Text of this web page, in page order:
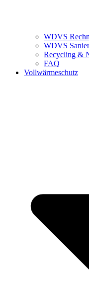
WDVS
WDVS
Recycling &
FAQ
Vollwärmeschutz